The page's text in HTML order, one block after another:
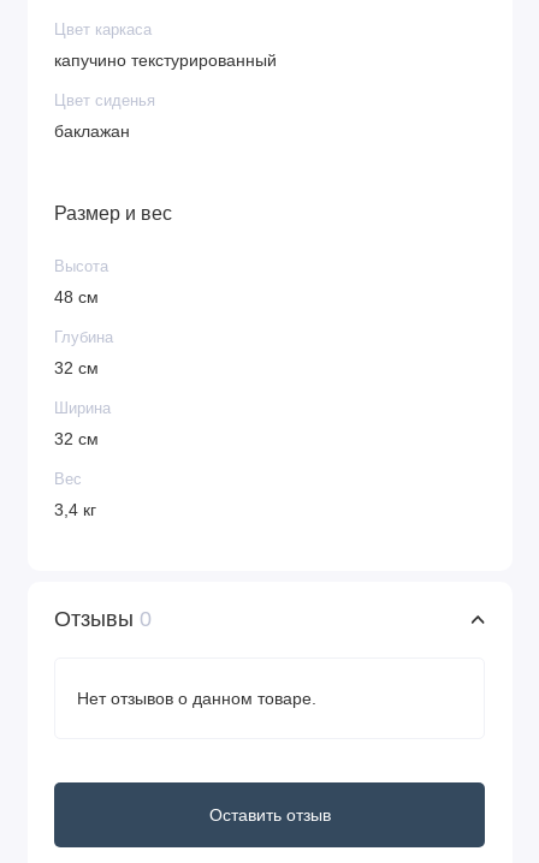
Цвет каркаса
капучино текстурированный
Цвет сиденья
баклажан
Размер и вес
Высота
48 см
Глубина
32 см
Ширина
32 см
Вес
3,4 кг
Отзывы 0
Нет отзывов о данном товаре.
Оставить отзыв